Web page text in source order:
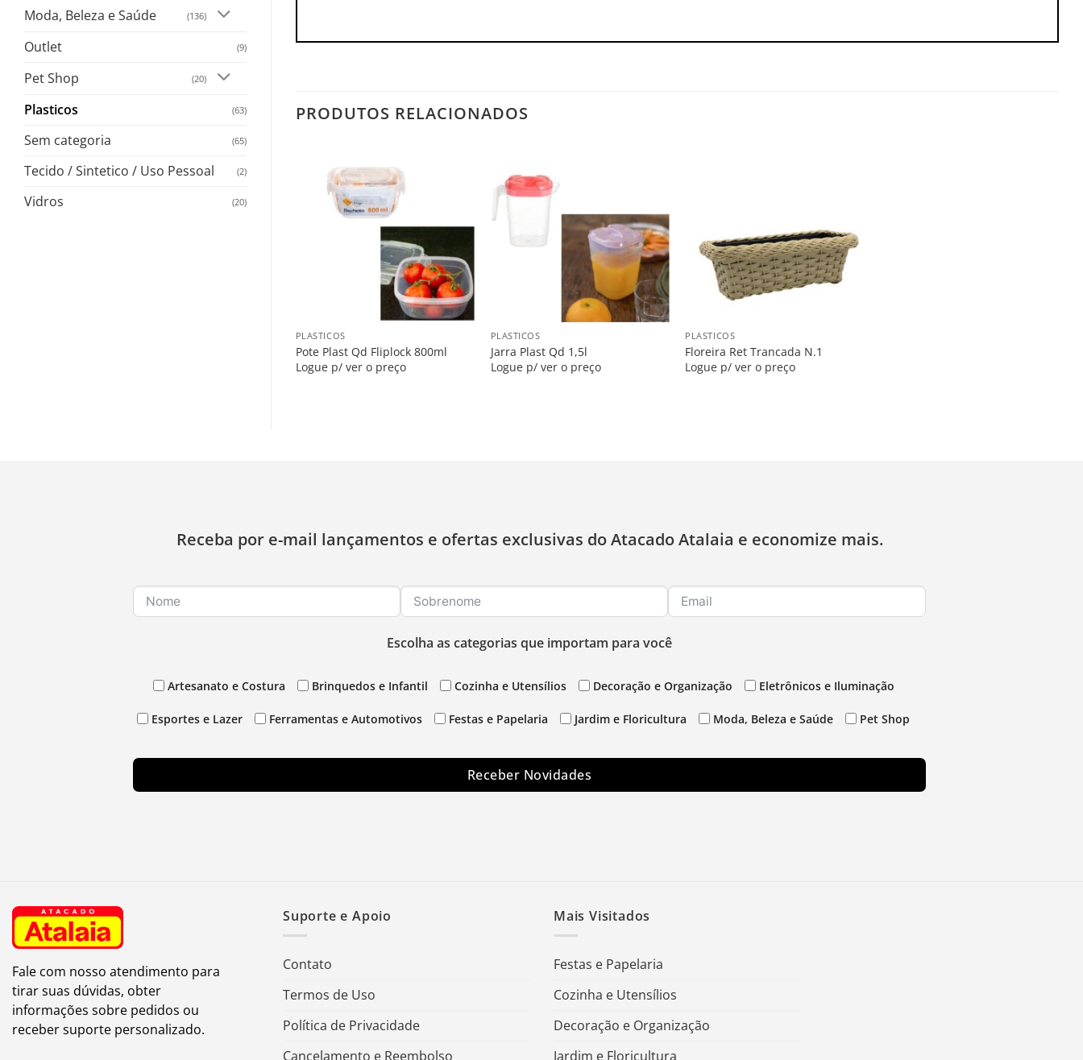
Moda, Beleza e Saúde (136)
Outlet (9)
Pet Shop (20)
Plasticos (63)
Sem categoria (65)
Tecido / Sintetico / Uso Pessoal (2)
Vidros (20)
PRODUTOS RELACIONADOS
PLASTICOS
Pote Plast Qd Fliplock 800ml
Logue p/ ver o preço
PLASTICOS
Jarra Plast Qd 1,5l
Logue p/ ver o preço
PLASTICOS
Floreira Ret Trancada N.1
Logue p/ ver o preço
Receba por e-mail lançamentos e ofertas exclusivas do Atacado Atalaia e economize mais.
Escolha as categorias que importam para você
Artesanato e Costura Brinquedos e Infantil Cozinha e Utensílios Decoração e Organização Eletrônicos e Iluminação
Esportes e Lazer Ferramentas e Automotivos Festas e Papelaria Jardim e Floricultura Moda, Beleza e Saúde Pet Shop
Receber Novidades
Fale com nosso atendimento para
tirar suas dúvidas, obter
informações sobre pedidos ou
receber suporte personalizado.
Suporte e Apoio
Contato
Termos de Uso
Política de Privacidade
Cancelamento e Reembolso
Mais Visitados
Festas e Papelaria
Cozinha e Utensílios
Decoração e Organização
Jardim e Floricultura